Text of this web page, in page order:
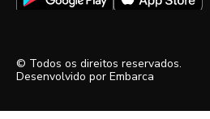
© Todos os direitos reservados.
Desenvolvido por Embarca